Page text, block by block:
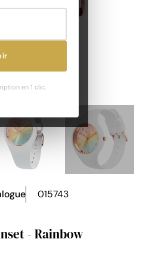
en 1 clic.
015743
- Rainbow